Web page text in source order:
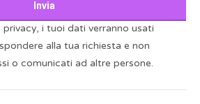
i tuoi dati verranno usati
alla tua richiesta e non
o comunicati ad altre persone.